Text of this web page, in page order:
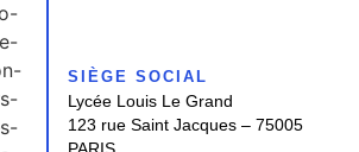
SIÈGE SOCIAL
Lycée Louis Le Grand
123 rue Saint Jacques – 75005